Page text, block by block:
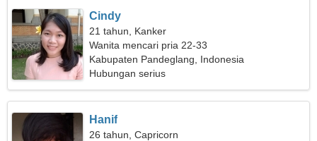
Cindy
21 tahun, Kanker
Wanita mencari pria 22-33
Kabupaten Pandeglang, Indonesia
Hubungan serius
Hanif
26 tahun, Capricorn